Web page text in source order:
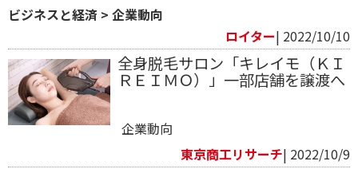
ビジネスと経済 > 企業動向
ロイター| 2022/10/10
全身脱毛サロン「キレイモ（ＫＩ
ＲＥＩＭＯ）」一部店舗を譲渡へ
企業動向
東京商工リサーチ| 2022/10/9